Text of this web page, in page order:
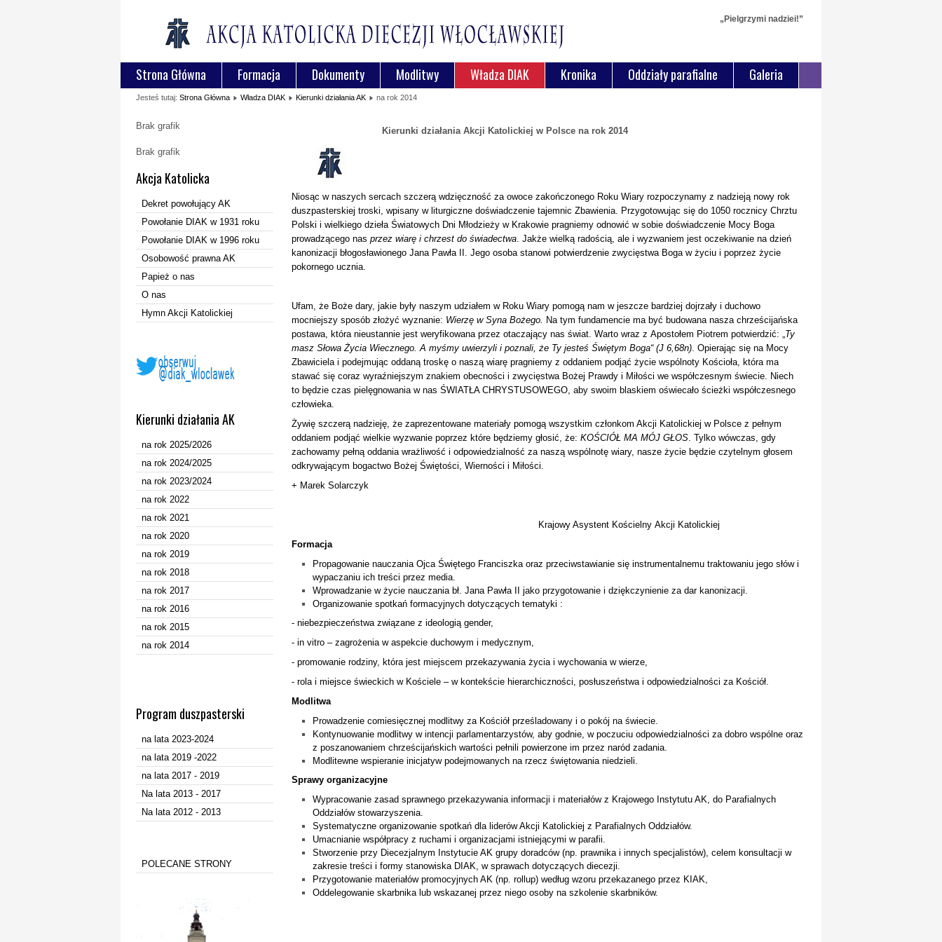
„Pielgrzymi nadziei!”
Strona Główna Formacja Dokumenty Modlitwy Władza DIAK Kronika Oddziały parafialne Galeria
Jesteś tutaj: Strona Główna Władza DIAK Kierunki działania AK na rok 2014
Brak grafik
Brak grafik
Akcja Katolicka
Dekret powołujący AK
Powołanie DIAK w 1931 roku
Powołanie DIAK w 1996 roku
Osobowość prawna AK
Papież o nas
O nas
Hymn Akcji Katolickiej
Kierunki działania AK
na rok 2025/2026
na rok 2024/2025
na rok 2023/2024
na rok 2022
na rok 2021
na rok 2020
na rok 2019
na rok 2018
na rok 2017
na rok 2016
na rok 2015
na rok 2014
Program duszpasterski
na lata 2023-2024
na lata 2019 -2022
na lata 2017 - 2019
Na lata 2013 - 2017
Na lata 2012 - 2013
POLECANE STRONY
Kierunki działania Akcji Katolickiej w Polsce na rok 2014
Niosąc w naszych sercach szczerą wdzięczność za owoce zakończonego Roku Wiary rozpoczynamy z nadzieją nowy rok
duszpasterskiej troski, wpisany w liturgiczne doświadczenie tajemnic Zbawienia. Przygotowując się do 1050 rocznicy Chrztu
Polski i wielkiego dzieła Światowych Dni Młodzieży w Krakowie pragniemy odnowić w sobie doświadczenie Mocy Boga
prowadzącego nas przez wiarę i chrzest do świadectwa. Jakże wielką radością, ale i wyzwaniem jest oczekiwanie na dzień
kanonizacji błogosławionego Jana Pawła II. Jego osoba stanowi potwierdzenie zwycięstwa Boga w życiu i poprzez życie
pokornego ucznia.
Ufam, że Boże dary, jakie były naszym udziałem w Roku Wiary pomogą nam w jeszcze bardziej dojrzały i duchowo
mocniejszy sposób złożyć wyznanie: Wierzę w Syna Bożego. Na tym fundamencie ma być budowana nasza chrześcijańska
postawa, która nieustannie jest weryfikowana przez otaczający nas świat. Warto wraz z Apostołem Piotrem potwierdzić: „Ty
masz Słowa Życia Wiecznego. A myśmy uwierzyli i poznali, że Ty jesteś Świętym Boga“ (J 6,68n). Opierając się na Mocy
Zbawiciela i podejmując oddaną troskę o naszą wiarę pragniemy z oddaniem podjąć życie wspólnoty Kościoła, która ma
stawać się coraz wyraźniejszym znakiem obecności i zwycięstwa Bożej Prawdy i Miłości we współczesnym świecie. Niech
to będzie czas pielęgnowania w nas ŚWIATŁA CHRYSTUSOWEGO, aby swoim blaskiem oświecało ścieżki współczesnego
człowieka.
Żywię szczerą nadzieję, że zaprezentowane materiały pomogą wszystkim członkom Akcji Katolickiej w Polsce z pełnym
oddaniem podjąć wielkie wyzwanie poprzez które będziemy głosić, że: KOŚCIÓŁ MA MÓJ GŁOS. Tylko wówczas, gdy
zachowamy pełną oddania wrażliwość i odpowiedzialność za naszą wspólnotę wiary, nasze życie będzie czytelnym głosem
odkrywającym bogactwo Bożej Świętości, Wierności i Miłości.
+ Marek Solarczyk
Krajowy Asystent Kościelny Akcji Katolickiej
Formacja
Propagowanie nauczania Ojca Świętego Franciszka oraz przeciwstawianie się instrumentalnemu traktowaniu jego słów i
wypaczaniu ich treści przez media.
Wprowadzanie w życie nauczania bł. Jana Pawła II jako przygotowanie i dziękczynienie za dar kanonizacji.
Organizowanie spotkań formacyjnych dotyczących tematyki :
- niebezpieczeństwa związane z ideologią gender,
- in vitro – zagrożenia w aspekcie duchowym i medycznym,
- promowanie rodziny, która jest miejscem przekazywania życia i wychowania w wierze,
- rola i miejsce świeckich w Kościele – w kontekście hierarchiczności, posłuszeństwa i odpowiedzialności za Kościół.
Modlitwa
Prowadzenie comiesięcznej modlitwy za Kościół prześladowany i o pokój na świecie.
Kontynuowanie modlitwy w intencji parlamentarzystów, aby godnie, w poczuciu odpowiedzialności za dobro wspólne oraz
z poszanowaniem chrześcijańskich wartości pełnili powierzone im przez naród zadania.
Modlitewne wspieranie inicjatyw podejmowanych na rzecz świętowania niedzieli.
Sprawy organizacyjne
Wypracowanie zasad sprawnego przekazywania informacji i materiałów z Krajowego Instytutu AK, do Parafialnych
Oddziałów stowarzyszenia.
Systematyczne organizowanie spotkań dla liderów Akcji Katolickiej z Parafialnych Oddziałów.
Umacnianie współpracy z ruchami i organizacjami istniejącymi w parafii.
Stworzenie przy Diecezjalnym Instytucie AK grupy doradców (np. prawnika i innych specjalistów), celem konsultacji w
zakresie treści i formy stanowiska DIAK, w sprawach dotyczących diecezji.
Przygotowanie materiałów promocyjnych AK (np. rollup) według wzoru przekazanego przez KIAK,
Oddelegowanie skarbnika lub wskazanej przez niego osoby na szkolenie skarbników.